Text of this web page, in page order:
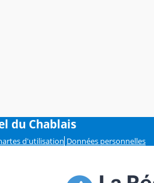
du Chablais
d'utilisation Données personnelles